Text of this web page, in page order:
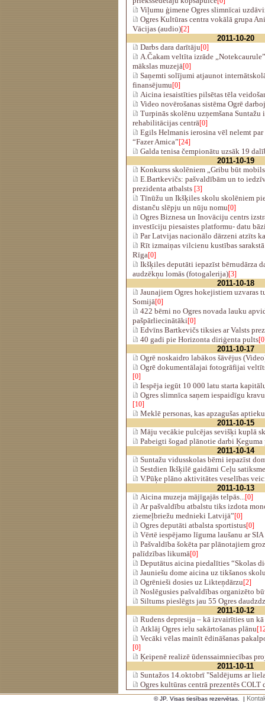
Viļumu ģimene Ogres slimnīcai
Ogres Kultūras centra vokālā grupa
Vācijas (audio)[2]
2011-10-20
Darbs dara darītāju[0]
A.Čakam veltīta izrāde
mākslas muzejā[0]
Saņemti solījumi atjaunot
finansējumu[0]
Aicina iesaistīties pilsētas tēla
Video novērošanas sistēma Ogrē
Turpinās skolēnu uzņemšana Suntažu
rehabilitācijas centrā[0]
Egils Helmanis ierosina vēl nelemt
“Fazer Amica”[24]
Galda tenisa čempionātu uzsāk 19
2011-10-19
Konkurss skolēniem „Gribu būt
E.Bartkevičs: pašvaldībām un to
prezidenta atbalsts [3]
Tīnūžu un Ikšķiles skolu skolēniem
distanču slēpju un nūju nomu[0]
Ogres Biznesa un Inovāciju centrs
investīciju piesaistes platformu- datu
Par Latvijas nacionālo dārzeni atzīts
Rīt izmaiņas vilcienu kustības
Rīga[0]
Ikšķiles deputāti iepazīst bērnudārza
audzēkņu lomās (fotogalerija)[3]
2011-10-18
Jaunajiem Ogres hokejistiem uzvaras
Somijā[0]
422 bērni no Ogres novada lauku
pašpārliecinātāki[0]
Edvīns Bartkevičs tiksies ar Valsts
40 gadi pie Horizonta diriģenta pults
2011-10-17
Ogrē noskaidro labākos šāvējus
Ogrē dokumentālajai fotogrāfijai
[0]
Iespēja iegūt 10 000 latu starta
Ogres slimnīca saņem iespaidīgu
[10]
Meklē personas, kas apzagušas
2011-10-15
Māju vecākie pulcējas sevišķi kuplā
Pabeigti šogad plānotie darbi
2011-10-14
Suntažu vidusskolas bērni iepazīst
Sestdien Ikšķilē gaidāmi Ceļu
V.Pūķe plāno aktivitātes veselības
2011-10-13
Aicina muzeja mājīgajās telpās...[0]
Ar pašvaldību atbalstu tiks izdota
ziemeļbriežu mednieki Latvijā”[0]
Ogres deputāti atbalsta sportistus[0]
Vērtē iespējamo līguma laušanu ar SIA
Pašvaldība šokēta par plānotajiem
palīdzības likumā[0]
Deputātus aicina piedalīties “Skolas
Jauniešu dome aicina uz tikšanos
Ogrēnieši dosies uz Likteņdārzu[2]
Noslēgusies pašvaldības organizēto
Siltums pieslēgts jau 55 Ogres
2011-10-12
Rudens depresija – kā izvairīties un
Atklāj Ogres ielu sakārtošanas plānu
Vecāki vēlas mainīt ēdināšanas
[0]
Ķeipenē realizē ūdenssaimniecības
2011-10-11
Suntažos 14.oktobrī "Saldējums ar
Ogres kultūras centrā prezentēs COLT
© JP. Visas tiesības rezervētas. |